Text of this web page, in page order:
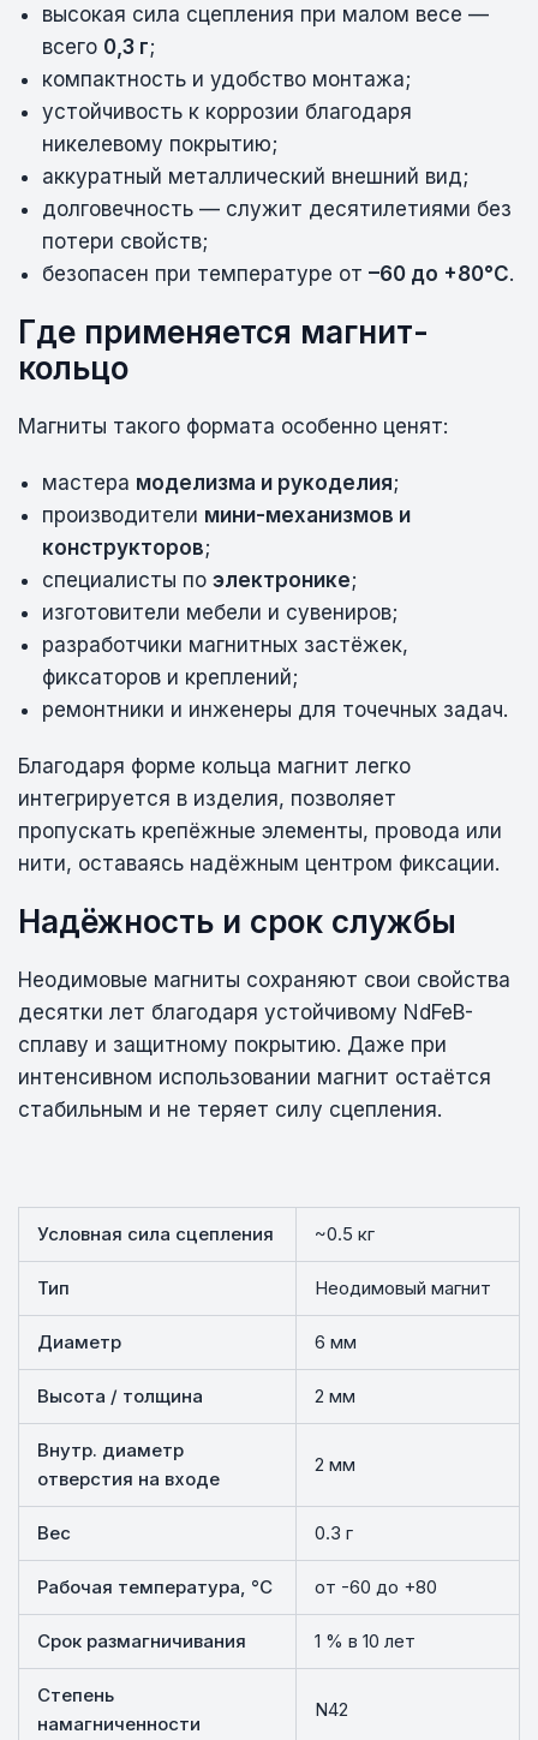
высокая сила сцепления при малом весе —
всего 0,3 г;
компактность и удобство монтажа;
устойчивость к коррозии благодаря
никелевому покрытию;
аккуратный металлический внешний вид;
долговечность — служит десятилетиями без
потери свойств;
безопасен при температуре от –60 до +80°C.
Где применяется магнит-
кольцо
Магниты такого формата особенно ценят:
мастера моделизма и рукоделия;
производители мини-механизмов и
конструкторов;
специалисты по электронике;
изготовители мебели и сувениров;
разработчики магнитных застёжек,
фиксаторов и креплений;
ремонтники и инженеры для точечных задач.
Благодаря форме кольца магнит легко
интегрируется в изделия, позволяет
пропускать крепёжные элементы, провода или
нити, оставаясь надёжным центром фиксации.
Надёжность и срок службы
Неодимовые магниты сохраняют свои свойства
десятки лет благодаря устойчивому NdFeB-
сплаву и защитному покрытию. Даже при
интенсивном использовании магнит остаётся
стабильным и не теряет силу сцепления.
Условная сила сцепления ~0.5 кг
Тип Неодимовый магнит
Диаметр 6 мм
Высота / толщина 2 мм
Внутр. диаметр
отверстия на входе
2 мм
Вес 0.3 г
Рабочая температура, °C от -60 до +80
Срок размагничивания 1 % в 10 лет
Степень
намагниченности
N42